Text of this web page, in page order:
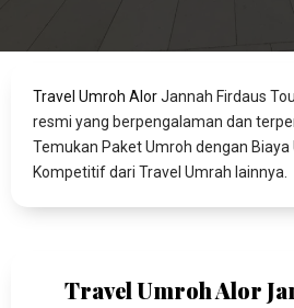
Travel Umroh AlorJannah Firdaus
resmi yang berpengalaman dan
Temukan Paket Umroh dengan
Kompetitif dari Travel Umrah lainnya.
Travel Umroh Alor